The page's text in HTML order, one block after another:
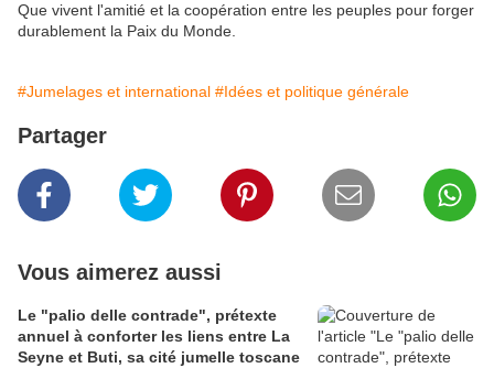
Que vivent l'amitié et la coopération entre les peuples pour forger
durablement la Paix du Monde.
#Jumelages et international #Idées et politique générale
Partager
Vous aimerez aussi
Le "palio delle contrade", prétexte
annuel à conforter les liens entre La
Seyne et Buti, sa cité jumelle toscane